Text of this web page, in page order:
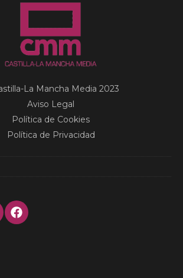
La Mancha Media 2023
Aviso Legal
Política de Cookies
Política de Privacidad
Facebook